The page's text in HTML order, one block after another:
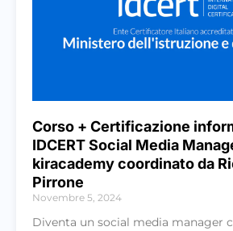
Corso + Certificazione
IDCERT Social Media
kiracademy coordinato da
Pirrone
Novembre 5, 2024
Diventa un social media manager